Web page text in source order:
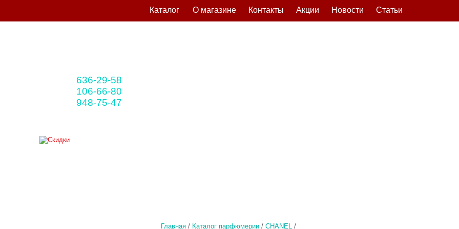
Главная / Каталог парфюмерии / CHANEL /
636-29-58
106-66-80
948-75-47
Статьи
Новости
Акции
Контакты
О магазине
Каталог